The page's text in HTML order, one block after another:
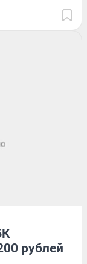
рублей